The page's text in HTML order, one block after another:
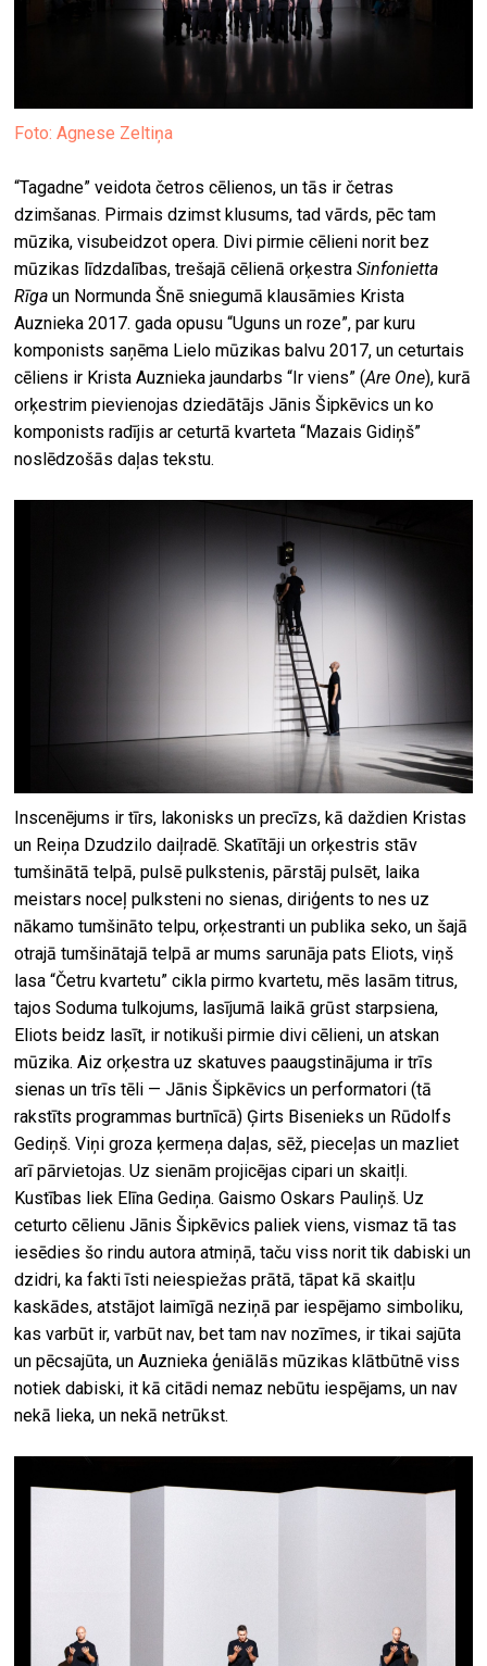
Foto: Agnese Zeltiņa
“Tagadne” veidota četros cēlienos, un tās ir četras
dzimšanas. Pirmais dzimst klusums, tad vārds, pēc tam
mūzika, visubeidzot opera. Divi pirmie cēlieni norit bez
mūzikas līdzdalības, trešajā cēlienā orķestraSinfonietta
Rīga un Normunda Šnē sniegumā klausāmies Krista
Auznieka 2017. gada opusu “Uguns un roze”, par kuru
komponists saņēma Lielo mūzikas balvu 2017, un ceturtais
cēliens ir Krista Auznieka jaundarbs “Ir viens” (Are One), kurā
orķestrim pievienojas dziedātājs Jānis Šipkēvics un ko
komponists radījis ar ceturtā kvarteta “Mazais Gidiņš”
noslēdzošās daļas tekstu.
Inscenējums ir tīrs, lakonisks un precīzs, kā daždien Kristas
un Reiņa Dzudzilo daiļradē. Skatītāji un orķestris stāv
tumšinātā telpā, pulsē pulkstenis, pārstāj pulsēt, laika
meistars noceļ pulksteni no sienas, diriģents to nes uz
nākamo tumšināto telpu, orķestranti un publika seko, un šajā
otrajā tumšinātajā telpā ar mums sarunāja pats Eliots, viņš
lasa “Četru kvartetu” cikla pirmo kvartetu, mēs lasām titrus,
tajos Soduma tulkojums, lasījumā laikā grūst starpsiena,
Eliots beidz lasīt, ir notikuši pirmie divi cēlieni, un atskan
mūzika. Aiz orķestra uz skatuves paaugstinājuma ir trīs
sienas un trīs tēli — Jānis Šipkēvics un performatori (tā
rakstīts programmas burtnīcā) Ģirts Bisenieks un Rūdolfs
Gediņš. Viņi groza ķermeņa daļas, sēž, pieceļas un mazliet
arī pārvietojas. Uz sienām projicējas cipari un skaitļi.
Kustības liek Elīna Gediņa. Gaismo Oskars Pauliņš. Uz
ceturto cēlienu Jānis Šipkēvics paliek viens, vismaz tā tas
iesēdies šo rindu autora atmiņā, taču viss norit tik dabiski un
dzidri, ka fakti īsti neiespiežas prātā, tāpat kā skaitļu
kaskādes, atstājot laimīgā neziņā par iespējamo simboliku,
kas varbūt ir, varbūt nav, bet tam nav nozīmes, ir tikai sajūta
un pēcsajūta, un Auznieka ģeniālās mūzikas klātbūtnē viss
notiek dabiski, it kā citādi nemaz nebūtu iespējams, un nav
nekā lieka, un nekā netrūkst.